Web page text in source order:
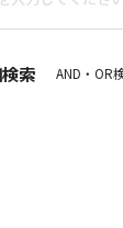
索 AND・OR